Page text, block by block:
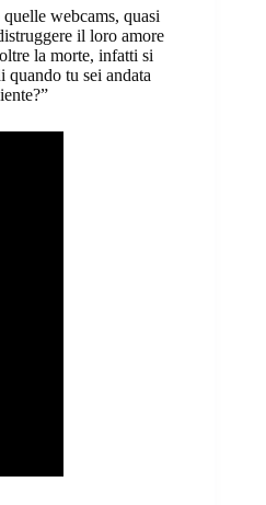
webcams, quasi
il loro amore
la morte, infatti si
quando tu sei andata